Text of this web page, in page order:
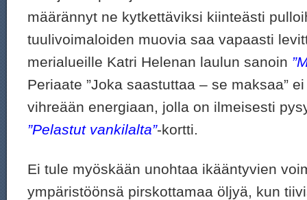
määrännyt ne kytkettäviksi kiinteästi
tuulivoimaloiden muovia saa vapaasti
merialueille Katri Helenan laulun sanoin
Periaate ”Joka saastuttaa – se maksaa”
vihreään energiaan, jolla on ilmeisesti
”Pelastut vankilalta”-kortti.
Ei tule myöskään unohtaa ikääntyvien
ympäristöönsä pirskottamaa öljyä, kun